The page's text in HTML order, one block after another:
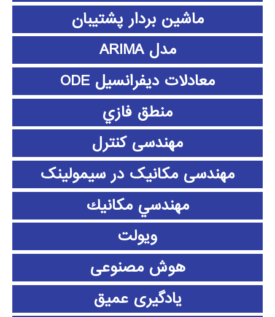
ماشین بردار پشتیبان
مدل ARIMA
معادلات دیفرانسیل ODE
منطق فازي
مهندسی کنترل
مهندسی مکانیک در سیمولینک
مهندسي مكانيك
ویولت
هوش مصنوعی
یادگیری عمیق